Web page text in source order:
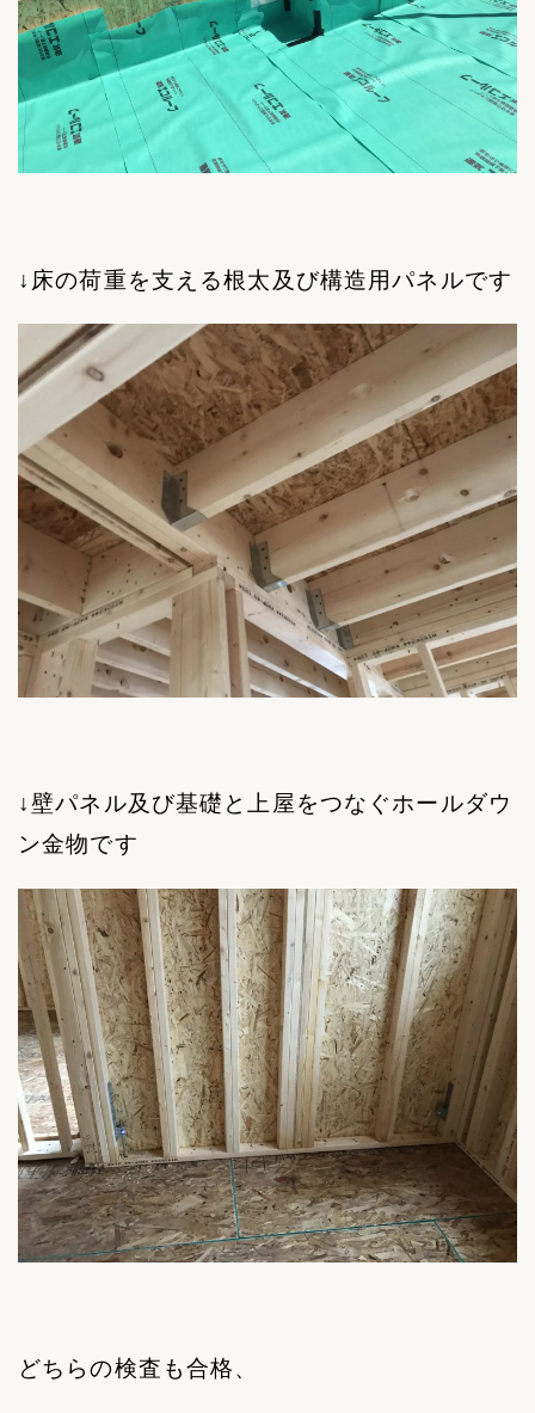
↓床の荷重を支える根太及び構造用パネルです
↓壁パネル及び基礎と上屋をつなぐホールダウ
ン金物です
どちらの検査も合格、